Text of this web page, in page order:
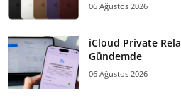
06 Ağustos 2026
iCloud Private Relay
Gündemde
06 Ağustos 2026